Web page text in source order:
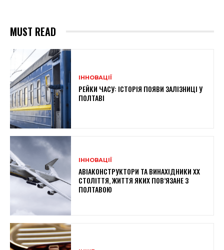
MUST READ
ІННОВАЦІЇ
РЕЙКИ ЧАСУ: ІСТОРІЯ ПОЯВИ ЗАЛІЗНИЦІ У
ПОЛТАВІ
ІННОВАЦІЇ
АВІАКОНСТРУКТОРИ ТА ВИНАХІДНИКИ XX
СТОЛІТТЯ, ЖИТТЯ ЯКИХ ПОВ’ЯЗАНЕ З
ПОЛТАВОЮ